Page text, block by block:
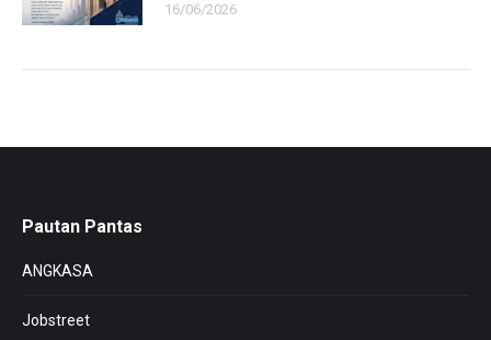
16/06/2026
Pautan Pantas
ANGKASA
Jobstreet